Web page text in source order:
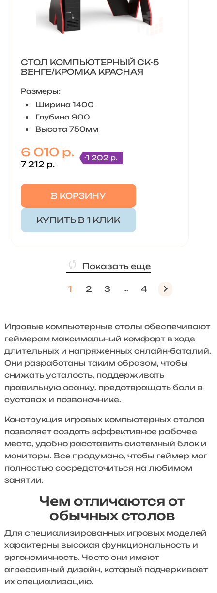
СТОЛ КОМПЬЮТЕРНЫЙ СК-5
ВЕНГЕ/КРОМКА КРАСНАЯ
Размеры:
Ширина 1400
Глубина 900
Высота 750мм
6 010 р.
7 212 р.
-1 202 р.
В КОРЗИНУ
КУПИТЬ В 1 КЛИК
Показать еще
1 2 3 4
Игровые компьютерные столы обеспечивают
геймерам максимальный комфорт в ходе
длительных и напряженных онлайн-баталий.
Они разработаны таким образом, чтобы
снижать усталость, поддерживать
правильную осанку, предотвращать боли в
суставах и позвоночнике.
Конструкция игровых компьютерных столов
позволяет создать эффективное рабочее
место, удобно расставить системный блок и
мониторы. Все продумано, чтобы геймер мог
полностью сосредоточиться на любимом
занятии.
Чем отличаются от
обычных столов
Для специализированных игровых моделей
характерны высокая функциональность и
эргономичность. Часто они имеют
агрессивный дизайн, который подчеркивает
их специализацию.